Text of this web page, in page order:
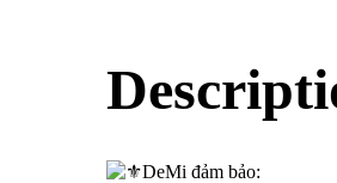
DeMi đảm bảo: